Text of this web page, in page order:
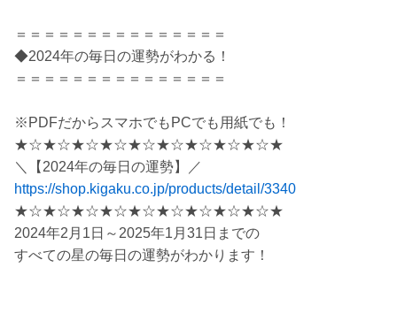
＝＝＝＝＝＝＝＝＝＝＝＝＝＝＝
◆2024年の毎日の運勢がわかる！
＝＝＝＝＝＝＝＝＝＝＝＝＝＝＝
※PDFだからスマホでもPCでも用紙でも！
★☆★☆★☆★☆★☆★☆★☆★☆★☆★
＼【2024年の毎日の運勢】／
https://shop.kigaku.co.jp/products/detail/3340
★☆★☆★☆★☆★☆★☆★☆★☆★☆★
2024年2月1日～2025年1月31日までの
すべての星の毎日の運勢がわかります！